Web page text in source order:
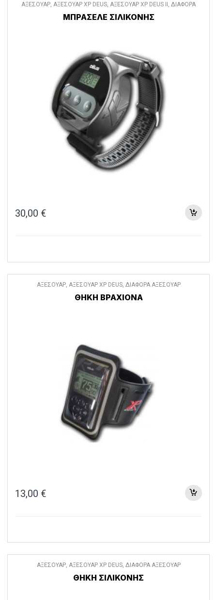
ΑΞΕΣΟΥΑΡ ΑΞΕΣΟΥΑΡ XP DEUS ΑΞΕΣΟΥΑΡ XP DEUS II ΔΙΑΦΟΡΑ
ΜΠΡΑΣΕΛΕ ΣΙΛΙΚΟΝΗΣ
30,00 €
ΑΞΕΣΟΥΑΡ, ΑΞΕΣΟΥΑΡ XP DEUS, ΔΙΑΦΟΡΑ ΑΞΕΣΟΥΑΡ
ΘΗΚΗ ΒΡΑΧΙΟΝΑ
13,00 €
ΑΞΕΣΟΥΑΡ, ΑΞΕΣΟΥΑΡ XP DEUS, ΔΙΑΦΟΡΑ ΑΞΕΣΟΥΑΡ
ΘΗΚΗ ΣΙΛΙΚΟΝΗΣ